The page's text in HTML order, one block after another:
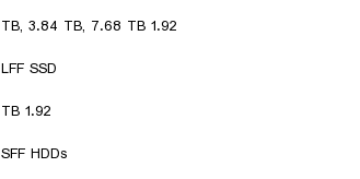
1.92 TB, 3.84 TB, 7.68 TB
LFF SSD
1.92 TB
SFF HDDs